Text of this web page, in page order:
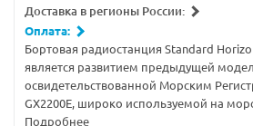
Доставка в регионы России:
Оплата:
Бортовая радиостанция Standard
является развитием предыдущей
освидетельствованной Морским
GX2200E, широко используемой на
Подробнее